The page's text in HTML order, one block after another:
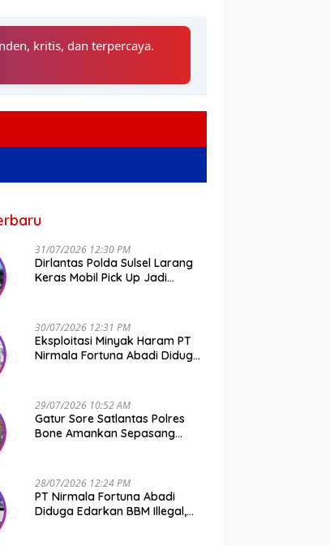
kritis, dan terpercaya.
31/07/2026 12:30 PM
Dirlantas Polda Sulsel Larang
Keras Mobil Pick Up Jadi
30/07/2026 12:31 PM
Eksploitasi Minyak Haram PT
Nirmala Fortuna Abadi Diduga
29/07/2026 10:52 AM
Gatur Sore Satlantas Polres
Bone Amankan Sepasang
28/07/2026 12:24 PM
PT Nirmala Fortuna Abadi
Diduga Edarkan BBM Illegal,